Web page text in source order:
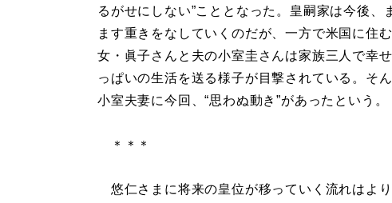
るがせにしない”こととなった。皇嗣家は今後、
ます重きをなしていくのだが、一方で米国に住
女・眞子さんと夫の小室圭さんは家族三人で幸
っぱいの生活を送る様子が目撃されている。そ
小室夫妻に今回、“思わぬ動き”があったという。
＊＊＊
悠仁さまに将来の皇位が移っていく流れはよ